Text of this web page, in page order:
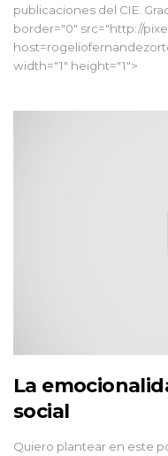
publicaciones del CIE.
border="0" src="http://
width="1" height="1">
La
social
Quiero plantear en este